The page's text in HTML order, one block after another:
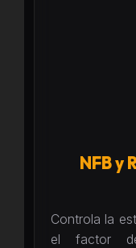
NFB y
Controla la
el factor